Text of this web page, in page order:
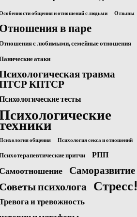
общения и отношений с людьми Отзывы
в паре
с любимыми, семейные отношения
атаки
травма
КПТСР
тесты
общения Психология секса и отношений
притчи РПП
Саморазвитие
психолога
Стресс!
и тревожность